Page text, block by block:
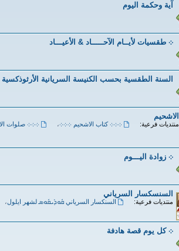
آية وحكمة اليوم
܀ طقسيات لأيــام الآحـــــاد & الأعيـــاد
السنة الطقسية بحسب الكنيسة السريانية الأرثوذكسية
الاشحيم
منتديات فرعية: ܀܀܀ كتاب الاشحيم ܀܀܀، ܀܀܀ صلوات
܀ زوادة اليـــوم
السنسكسار السرياني
منتديات فرعية: السنكسار السرياني ܩܽܘܕܺܝܩܽܘܣ لشهر ايلول،
܀ كل يوم قصة هادفة